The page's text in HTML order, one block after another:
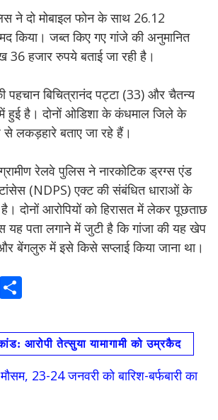
ने दो मोबाइल फोन के साथ 26.12
किया। जब्त किए गए गांजे की अनुमानित
36 हजार रुपये बताई जा रही है।
पहचान बिचित्रानंद पट्टा (33) और चैतन्य
हुई है। दोनों ओडिशा के कंधमाल जिले के
लकड़हारे बताए जा रहे हैं।
रेलवे पुलिस ने नारकोटिक ड्रग्स एंड
(NDPS) एक्ट की संबंधित धाराओं के
दोनों आरोपियों को हिरासत में लेकर पूछताछ
यह पता लगाने में जुटी है कि गांजा की यह खेप
बेंगलुरु में इसे किसे सप्लाई किया जाना था।
E
ar
e
आरोपी तेत्सुया यामागामी को उम्रकैद
23-24 जनवरी को बारिश-बर्फबारी का